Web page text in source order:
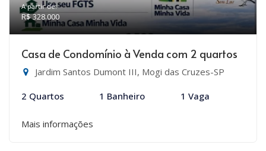
A partir de:
R$ 328.000
Casa de Condomínio à Venda com 2 quartos
Jardim Santos Dumont III, Mogi das Cruzes-SP
2 Quartos 1 Banheiro 1 Vaga
Mais informações